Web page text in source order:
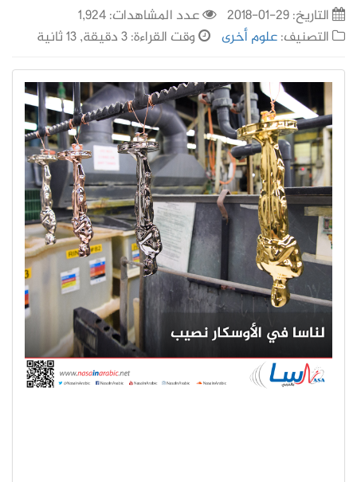
التاريخ:29-01-2018
عدد المشاهدات: 1,924
التصنيف:علوم أخرى وقت القراءة: 3 دقيقة, 13 ثانية